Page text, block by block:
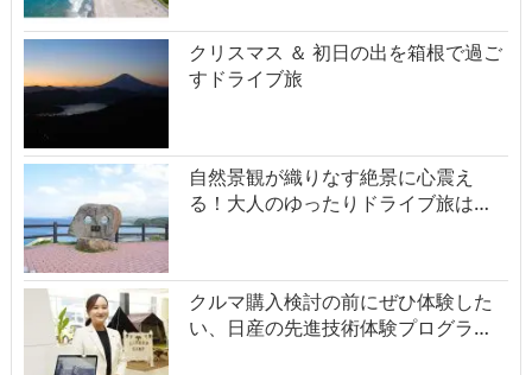
クリスマス ＆ 初日の出を箱根で過ご
すドライブ旅
自然景観が織りなす絶景に心震え
る！大人のゆったりドライブ旅は…
クルマ購入検討の前にぜひ体験した
い、日産の先進技術体験プログラ…